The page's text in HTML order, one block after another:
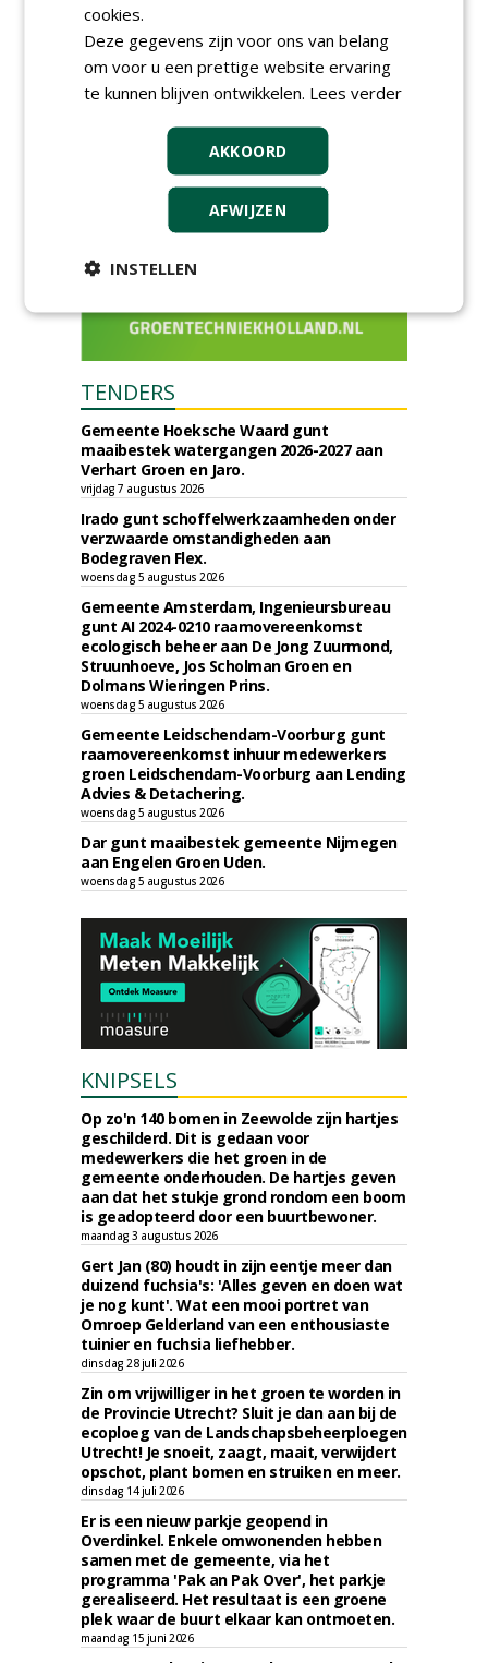
stedelijk groen
dinsdag 15 september 2026
t/m vrijdag 18 september 2026
TENDERS
Gemeente Hoeksche Waard gunt
maaibestek watergangen 2026-2027 aan
Verhart Groen en Jaro.
vrijdag 7 augustus 2026
Irado gunt schoffelwerkzaamheden onder
verzwaarde omstandigheden aan
Bodegraven Flex.
woensdag 5 augustus 2026
Gemeente Amsterdam, Ingenieursbureau
gunt AI 2024-0210 raamovereenkomst
ecologisch beheer aan De Jong Zuurmond,
Struunhoeve, Jos Scholman Groen en
Dolmans Wieringen Prins.
woensdag 5 augustus 2026
Gemeente Leidschendam-Voorburg gunt
raamovereenkomst inhuur medewerkers
groen Leidschendam-Voorburg aan Lending
Advies & Detachering.
woensdag 5 augustus 2026
Dar gunt maaibestek gemeente Nijmegen
aan Engelen Groen Uden.
woensdag 5 augustus 2026
KNIPSELS
Op zo'n 140 bomen in Zeewolde zijn hartjes
geschilderd. Dit is gedaan voor
medewerkers die het groen in de
gemeente onderhouden. De hartjes geven
aan dat het stukje grond rondom een boom
is geadopteerd door een buurtbewoner.
maandag 3 augustus 2026
Gert Jan (80) houdt in zijn eentje meer dan
duizend fuchsia's: 'Alles geven en doen wat
je nog kunt'. Wat een mooi portret van
Omroep Gelderland van een enthousiaste
tuinier en fuchsia liefhebber.
dinsdag 28 juli 2026
Zin om vrijwilliger in het groen te worden in
de Provincie Utrecht? Sluit je dan aan bij de
ecoploeg van de Landschapsbeheerploegen
Utrecht! Je snoeit, zaagt, maait, verwijdert
opschot, plant bomen en struiken en meer.
dinsdag 14 juli 2026
Er is een nieuw parkje geopend in
Overdinkel. Enkele omwonenden hebben
samen met de gemeente, via het
programma 'Pak an Pak Over', het parkje
gerealiseerd. Het resultaat is een groene
plek waar de buurt elkaar kan ontmoeten.
maandag 15 juni 2026
cookies.
Deze gegevens zijn voor ons van belang
om voor u een prettige website ervaring
te kunnen blijven ontwikkelen. Lees verder
AKKOORD
AFWIJZEN
INSTELLEN